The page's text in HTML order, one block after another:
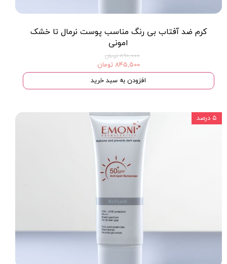
کرم ضد آفتاب بی رنگ مناسب پوست نرمال تا خشک
امونی
۸۹۰,۰۰۰ تومان
۸۴۵,۵۰۰ تومان
افزودن به سبد خرید
۵ درصد